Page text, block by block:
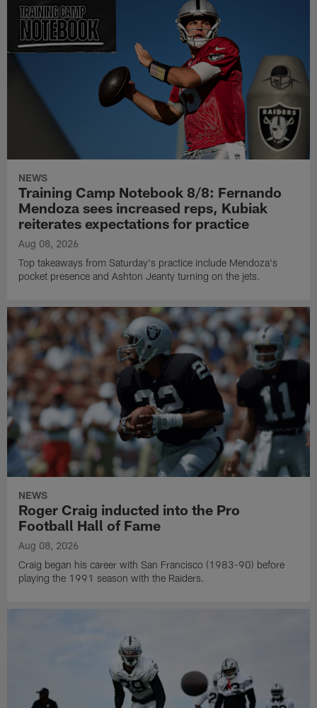
NEWS
Training Camp Notebook 8/8: Fernando
Mendoza sees increased reps, Kubiak
reiterates expectations for practice
Aug 08, 2026
Top takeaways from Saturday's practice include Mendoza's
pocket presence and Ashton Jeanty turning on the jets.
NEWS
Roger Craig inducted into the Pro
Football Hall of Fame
Aug 08, 2026
Craig began his career with San Francisco (1983-90) before
playing the 1991 season with the Raiders.